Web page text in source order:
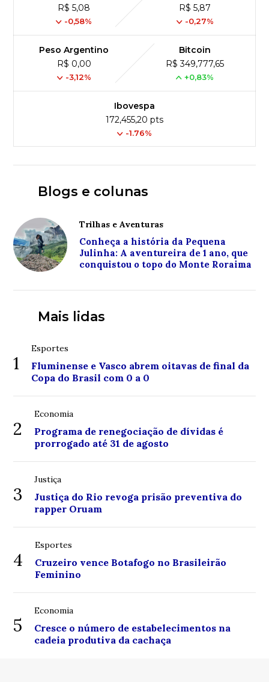
R$ 5,08
-0,58%
R$ 5,87
-0,27%
Peso Argentino
R$ 0,00
-3,12%
Bitcoin
R$ 349,777,65
+0,83%
Ibovespa
172,455,20 pts
-1.76%
Blogs e colunas
Trilhas e Aventuras
Conheça a história da Pequena
Julinha: A aventureira de 1 ano, que
conquistou o topo do Monte Roraima
Mais lidas
1
Esportes
Fluminense e Vasco abrem oitavas de final da
Copa do Brasil com 0 a 0
2
Economia
Programa de renegociação de dívidas é
prorrogado até 31 de agosto
3
Justiça
Justiça do Rio revoga prisão preventiva do
rapper Oruam
4
Esportes
Cruzeiro vence Botafogo no Brasileirão
Feminino
5
Economia
Cresce o número de estabelecimentos na
cadeia produtiva da cachaça